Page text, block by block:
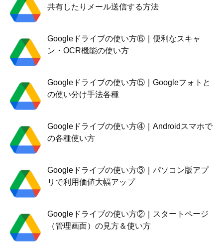
共有したりメール送信する方法
Googleドライブの使い方⑥｜便利なスキャ
ン・OCR機能の使い方
Googleドライブの使い方⑤｜Googleフォトと
の使い分け手法各種
Googleドライブの使い方④｜Androidスマホで
の各種使い方
Googleドライブの使い方③｜パソコン版アプ
リで利用価値大幅アップ
Googleドライブの使い方②｜スタートページ
（管理画面）の見方＆使い方